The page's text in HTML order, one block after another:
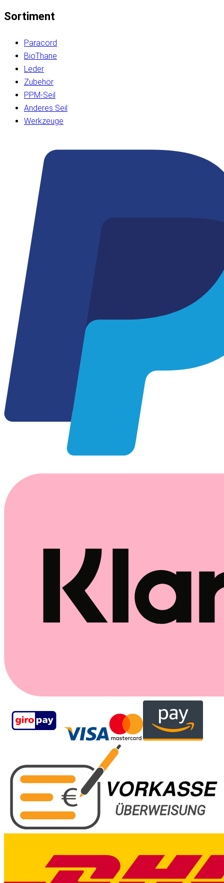
Sortiment
Paracord
BioThane
Leder
Zubehör
PPM-Seil
Anderes Seil
Werkzeuge